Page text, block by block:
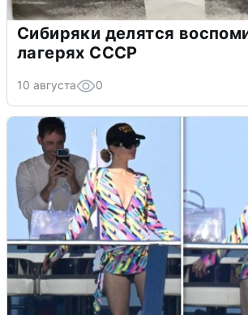
Сибиряки делятся
лагерях СССР
10 августа 0